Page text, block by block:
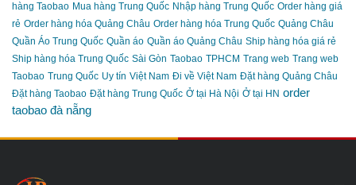
hàng Taobao Mua hàng Trung Quốc Nhập hàng Trung Quốc Order hàng giá
rẻ Order hàng hóa Quảng Châu Order hàng hóa Trung Quốc Quảng Châu
Quần Áo Trung Quốc Quần áo Quần áo Quảng Châu Ship hàng hóa giá rẻ
Ship hàng hóa Trung Quốc Sài Gòn Taobao TPHCM Trang web Trang web
Taobao Trung Quốc Uy tín Việt Nam Đi về Việt Nam Đặt hàng Quảng Châu
Đặt hàng Taobao Đặt hàng Trung Quốc Ở tại Hà Nội Ở tại HN order
taobao đà nẵng